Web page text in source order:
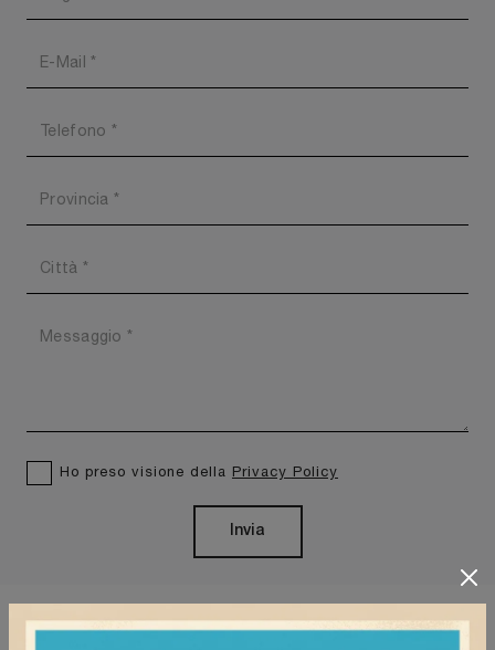
Ho preso visione della Privacy Policy
Invia
Caratteristiche